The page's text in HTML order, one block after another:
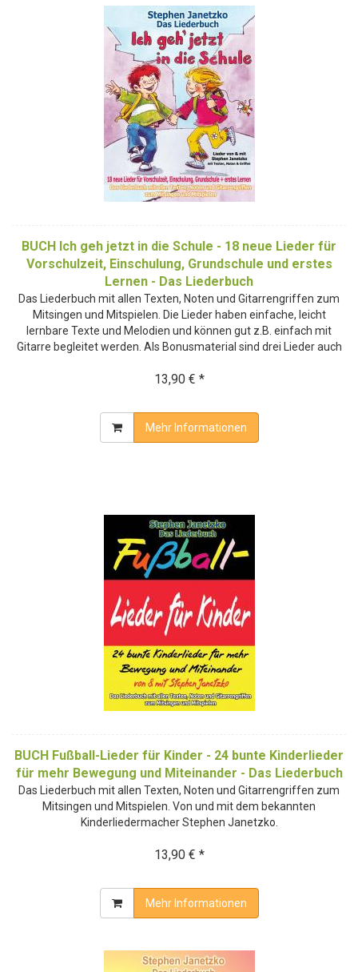
BUCH Ich geh jetzt in die Schule - 18 neue Lieder für
Vorschulzeit, Einschulung, Grundschule und erstes
Lernen - Das Liederbuch
Das Liederbuch mit allen Texten, Noten und Gitarrengriffen zum
Mitsingen und Mitspielen. Die Lieder haben einfache, leicht
lernbare Texte und Melodien und können gut z.B. einfach mit
Gitarre begleitet werden. Als Bonusmaterial sind drei Lieder auch
13,90 € *
Mehr Informationen
BUCH Fußball-Lieder für Kinder - 24 bunte Kinderlieder
für mehr Bewegung und Miteinander - Das Liederbuch
Das Liederbuch mit allen Texten, Noten und Gitarrengriffen zum
Mitsingen und Mitspielen. Von und mit dem bekannten
Kinderliedermacher Stephen Janetzko.
13,90 € *
Mehr Informationen